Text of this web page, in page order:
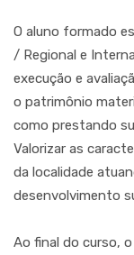
O aluno formado
/ Regional e
execução e
o patrimônio
como prestando
Valorizar as
da localidade
desenvolvimento
Ao final do curso,